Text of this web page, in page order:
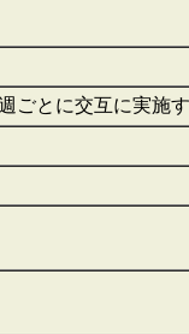
ごとに交互に実施す